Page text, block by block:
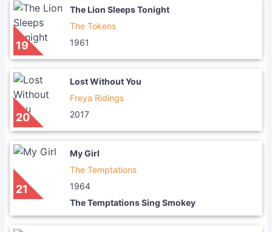
19
The Lion Sleeps Tonight
The Tokens
1961
20
Lost Without You
Freya Ridings
2017
21
My Girl
The Temptations
1964
The Temptations Sing Smokey